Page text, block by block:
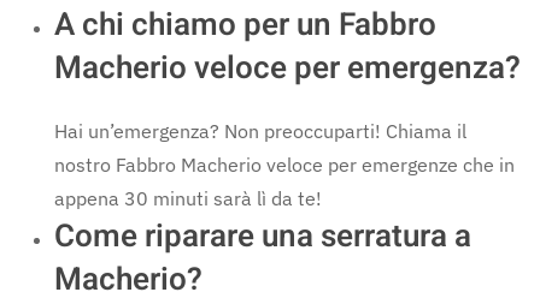
A chi chiamo per un Fabbro
Macherio veloce per emergenza?
Hai un’emergenza? Non preoccuparti! Chiama il
nostro Fabbro Macherio veloce per emergenze che in
appena 30 minuti sarà lì da te!
Come riparare una serratura a
Macherio?